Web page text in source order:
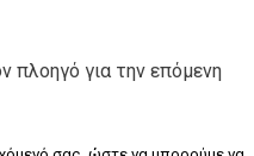
πλοηγό για την επόμενη